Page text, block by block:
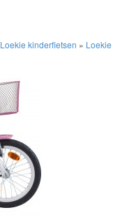
Loekie kinderfietsen » Loekie